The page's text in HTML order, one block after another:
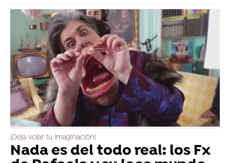
¡Deja volar tu imaginación!
Nada es del todo real: los Fx